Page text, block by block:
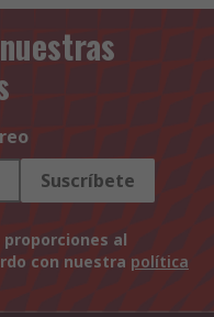
Suscríbete
al
con nuestra política